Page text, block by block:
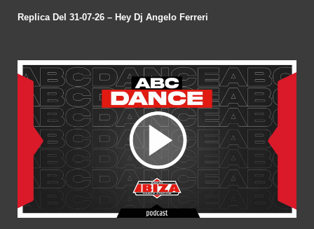
Replica Del 31-07-26 – Hey Dj Angelo Ferreri